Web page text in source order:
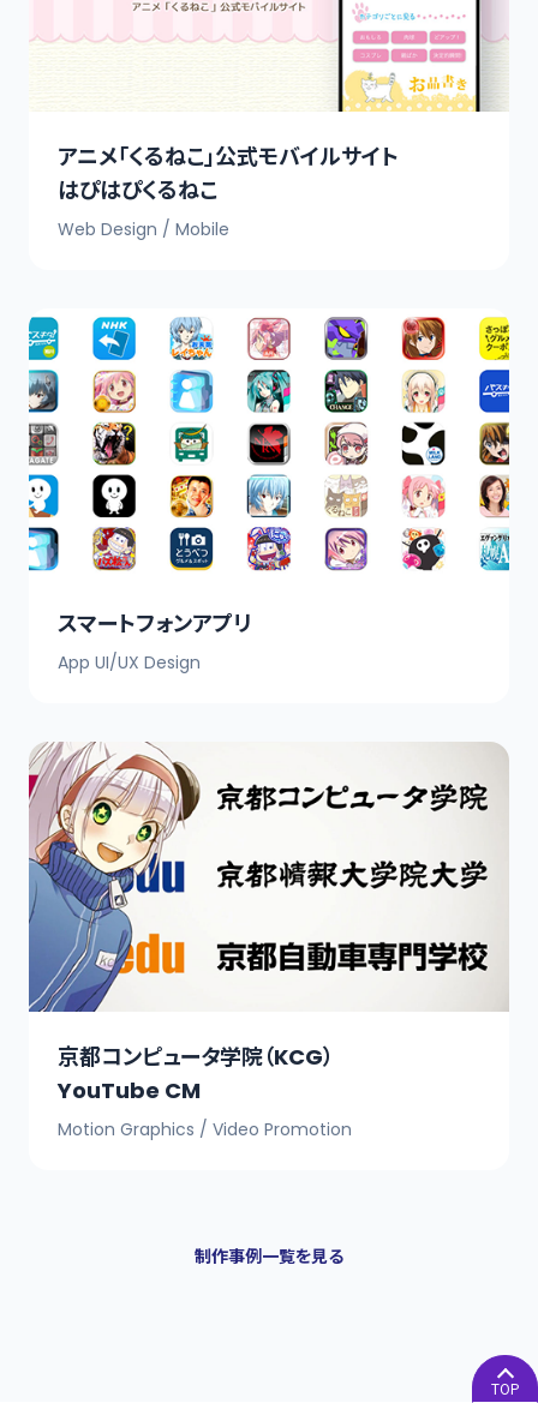
アニメ「くるねこ」公式モバイルサイト
はぴはぴくるねこ
Web Design / Mobile
スマートフォンアプリ
App UI/UX Design
京都コンピュータ学院（KCG）
YouTube CM
Motion Graphics / Video Promotion
制作事例一覧を見る
TOP